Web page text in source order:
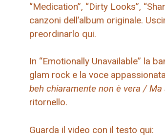
“Medication”, “Dirty Looks”,
canzoni dell’album originale.
preordinarlo qui.
In “Emotionally Unavailable” la
glam rock e la voce
beh chiaramente non è vera /
ritornello.
Guarda il video con il testo qui: